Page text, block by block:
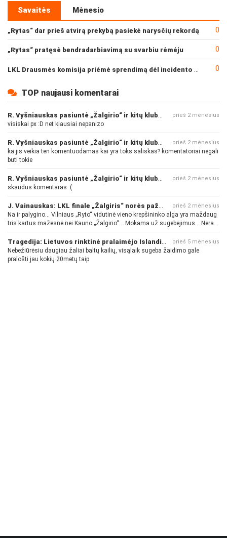
Savaitės Mėnesio
„Rytas“ dar prieš atvirą prekybą pasiekė narysčių rekordą 0
„Rytas“ pratęsė bendradarbiavimą su svarbiu rėmėju 0
0
TOP naujausi komentarai
R. Vyšniauskas pasiuntė „Žalgirio“ ir kitų klubų fanus prieš 2 mėnesius
visiskai px :D net kiausiai nepanizo
R. Vyšniauskas pasiuntė „Žalgirio“ ir kitų klubų fanus prieš 2 mėnesius
ka jis veikia ten komentuodamas kai yra toks saliskas? komentatoriai negali
buti tokie
R. Vyšniauskas pasiuntė „Žalgirio“ ir kitų klubų fanus prieš 2 mėnesius
skaudus komentaras :(
J. Vainauskas: LKL finale „Žalgiris“ norės pažeminti „Rytą“ prieš 2 mėnesius
Na ir palygino... Vilniaus „Ryto“ vidutinė vieno krepšininko alga yra maždaug
tris kartus mažesnė nei Kauno „Žalgirio“... Mokama už sugebėjimus... Nėra
pinigų - nėra gerų žaidėjų...
Tragedija: Lietuvos rinktinė pralaimėjo Islandijai prieš 5 mėnesius
Nebežiūrėsiu daugiau žaliai baltų kailių, visąlaik sugeba žaidimo gale
pralošti jau kokių 20metų taip